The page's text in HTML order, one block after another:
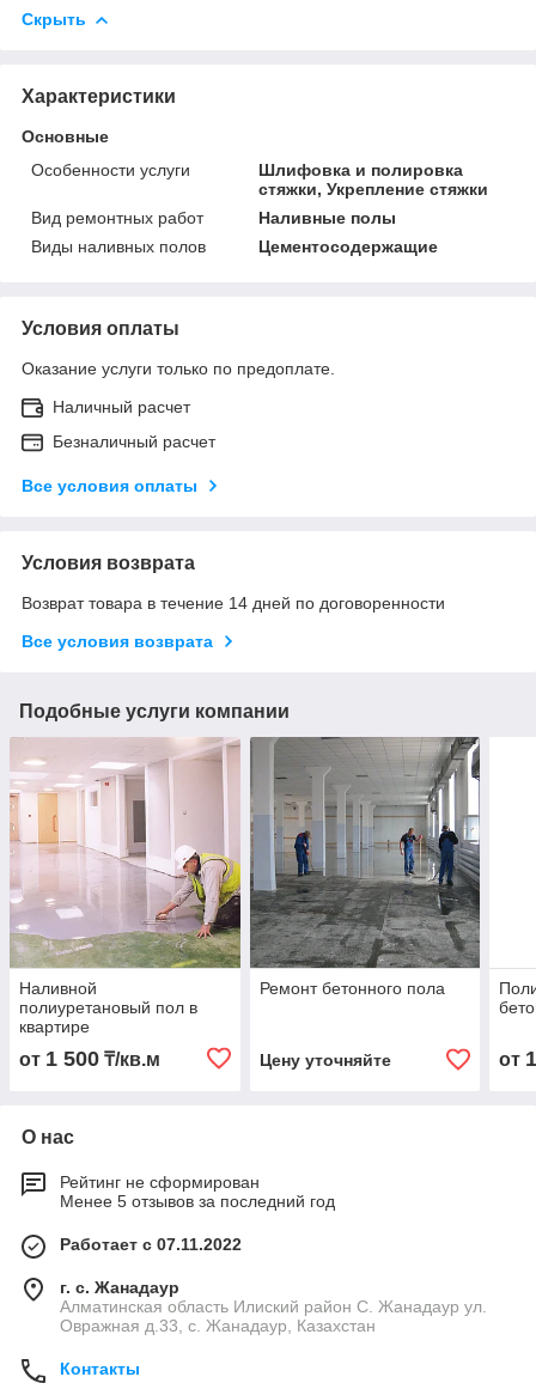
Скрыть
Характеристики
Основные
Особенности услуги
Шлифовка и полировка
стяжки, Укрепление стяжки
Вид ремонтных работ
Наливные полы
Виды наливных полов
Цементосодержащие
Условия оплаты
Оказание услуги только по предоплате.
Наличный расчет
Безналичный расчет
Все условия оплаты
Условия возврата
Возврат товара в течение 14 дней по договоренности
Все условия возврата
Подобные услуги компании
Наливной
полиуретановый пол в
квартире
от 1 500 ₸/кв.м
Ремонт бетонного пола
Цену уточняйте от
О нас
Рейтинг не сформирован
Менее 5 отзывов за последний год
Работает с 07.11.2022
г. с. Жанадаур
Алматинская область Илиский район С. Жанадаур ул.
Овражная д.33, с. Жанадаур, Казахстан
Контакты